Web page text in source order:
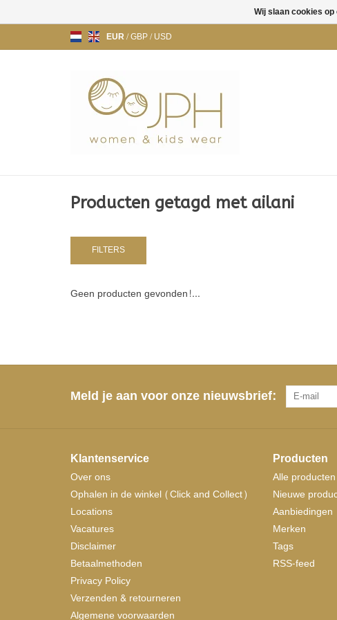
EUR/GBP/USD
Producten getagd met ailani
FILTERS
Geen producten gevonden!...
Meld je aan voor onze nieuwsbrief:
Klantenservice
Over ons
Ophalen in de winkel (Click and Collect)
Locations
Vacatures
Disclaimer
Betaalmethoden
Privacy Policy
Verzenden & retourneren
Algemene voorwaarden
Producten
Alle producten
Nieuwe
Aanbiedingen
Merken
Tags
RSS-feed
Wij slaan cookies